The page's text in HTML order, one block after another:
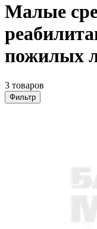
Малые
пожилых
3 товаров
Фильтр